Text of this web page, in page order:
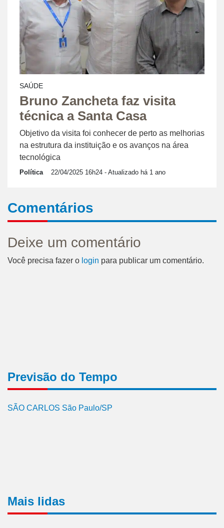
SAÚDE
Bruno Zancheta faz visita
técnica a Santa Casa
Objetivo da visita foi conhecer de perto as melhorias
na estrutura da instituição e os avanços na área
tecnológica
Política 22/04/2025 16h24 - Atualizado há 1 ano
Comentários
Deixe um comentário
Você precisa fazer o login para publicar um comentário.
Previsão do Tempo
SÃO CARLOS São Paulo/SP
Mais lidas